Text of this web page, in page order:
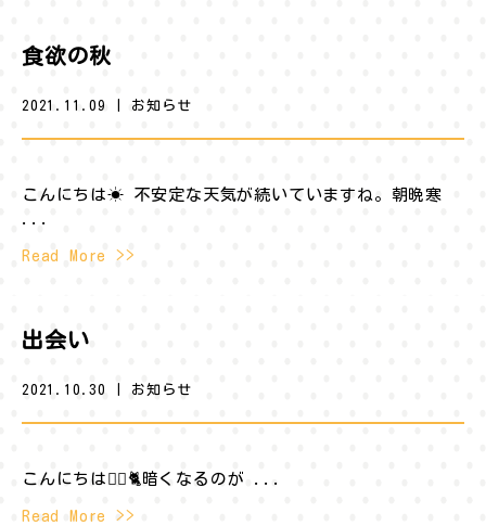
食欲の秋
2021.11.09 お知らせ
こんにちは☀︎ 不安定な天気が続いていますね。朝晩寒
...
Read More >>
出会い
2021.10.30 お知らせ
こんにちは🐕‍🦺🐈暗くなるのが ...
Read More >>